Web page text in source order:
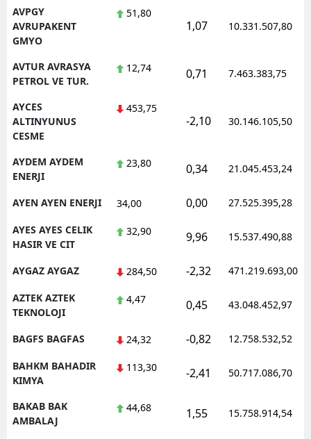
AVPGY
AVRUPAKENT
GMYO
51,80
1,07 10.331.507,80
AVTUR AVRASYA
PETROL VE TUR.
12,74 0,71 7.463.383,75
AYCES
ALTINYUNUS
CESME
453,75
-2,10 30.146.105,50
AYDEM AYDEM
ENERJI
23,80 0,34 21.045.453,24
AYEN AYEN ENERJI 34,00 0,00 27.525.395,28
AYES AYES CELIK
HASIR VE CIT
32,90 9,96 15.537.490,88
AYGAZ AYGAZ 284,50 -2,32 471.219.693,00
AZTEK AZTEK
TEKNOLOJI
4,47 0,45 43.048.452,97
BAGFS BAGFAS 24,32 -0,82 12.758.532,52
BAHKM BAHADIR
KIMYA
113,30 -2,41 50.717.086,70
BAKAB BAK
AMBALAJ
44,68 1,55 15.758.914,54